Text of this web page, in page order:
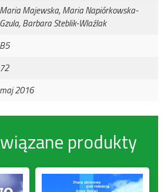
Maria Majewska, Maria Napiórkowska-
Gzula, Barbara Steblik-Wlaźlak
B5
72
maj 2016
produkty